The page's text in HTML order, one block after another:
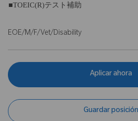
■TOEIC(R)テスト補助
EOE/M/F/Vet/Disability
Aplicar ahora
Guardar posición